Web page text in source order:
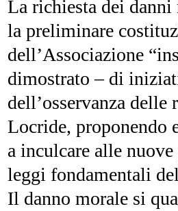
La richiesta dei
la preliminare
dell’Associazione
dimostrato – di
dell’osservanza
Locride, proponendo
a inculcare alle
leggi fondamentali
Il danno morale si